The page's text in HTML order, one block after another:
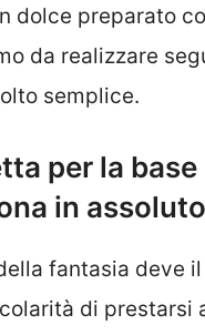
dolce preparato
da realizzare
semplice.
per la
in assoluto
fantasia deve
di prestarsi